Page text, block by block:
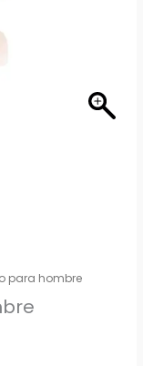
para hombre